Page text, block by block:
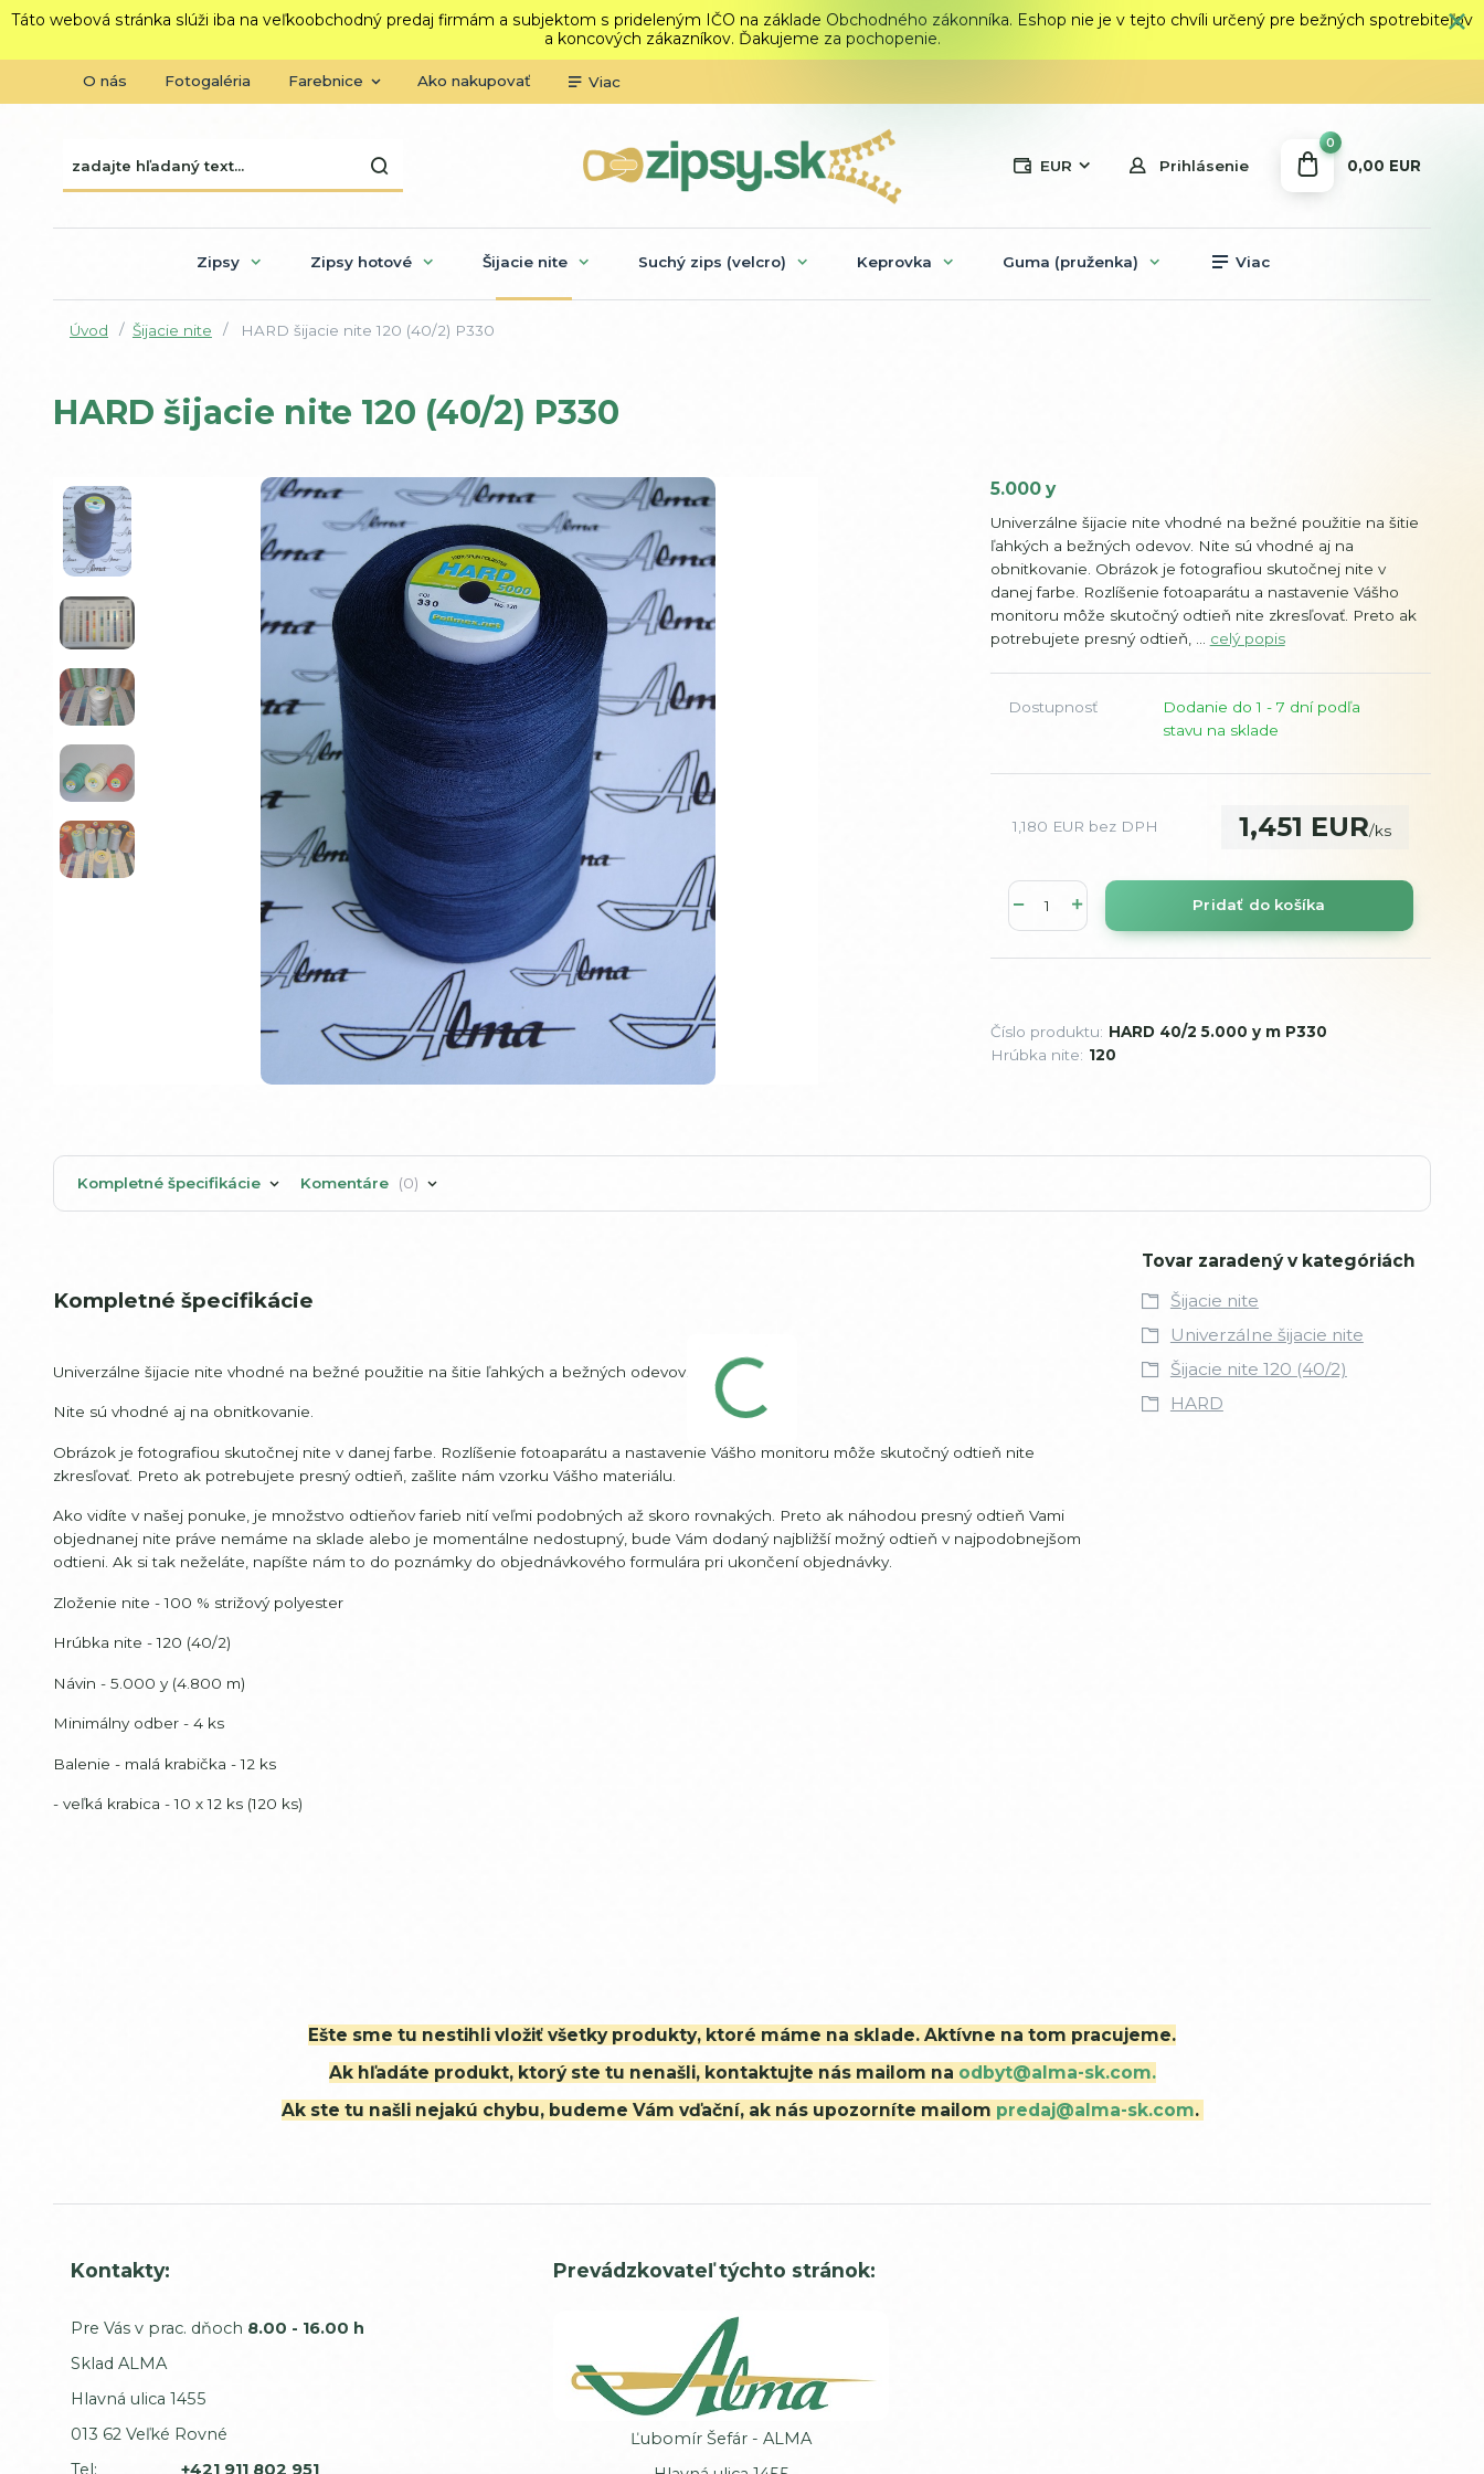
Táto webová stránka slúži iba na veľkoobchodný predaj firmám a subjektom s prideleným IČO na základe Obchodného zákonníka. Eshop nie je v tejto chvíli určený pre bežných spotrebiteľov
a koncových zákazníkov. Ďakujeme za pochopenie.
O nás Fotogaléria Farebnice Ako nakupovať Viac
EUR Prihlásenie
0
0,00 EUR
Zipsy Zipsy hotové Šijacie nite Suchý zips (velcro) Keprovka Guma (pruženka) Viac
Úvod Šijacie nite HARD šijacie nite 120 (40/2) P330
HARD šijacie nite 120 (40/2) P330
5.000 y
Univerzálne šijacie nite vhodné na bežné použitie na šitie
ľahkých a bežných odevov. Nite sú vhodné aj na
obnitkovanie. Obrázok je fotografiou skutočnej nite v
danej farbe. Rozlíšenie fotoaparátu a nastavenie Vášho
monitoru môže skutočný odtieň nite zkresľovať. Preto ak
potrebujete presný odtieň, ... celý popis
Dostupnosť
Dodanie do 1 - 7 dní podľa
stavu na sklade
1,451 EUR/ks
1,180 EUR bez DPH
Pridať do košíka
Číslo produktu: HARD 40/2 5.000 y m P330
Hrúbka nite: 120
Kompletné špecifikácie Komentáre 0
Kompletné špecifikácie
Univerzálne šijacie nite vhodné na bežné použitie na šitie ľahkých a bežných odevov.
Nite sú vhodné aj na obnitkovanie.
Obrázok je fotografiou skutočnej nite v danej farbe. Rozlíšenie fotoaparátu a nastavenie Vášho monitoru môže skutočný odtieň nite
zkresľovať. Preto ak potrebujete presný odtieň, zašlite nám vzorku Vášho materiálu.
Ako vidíte v našej ponuke, je množstvo odtieňov farieb nití veľmi podobných až skoro rovnakých. Preto ak náhodou presný odtieň Vami
objednanej nite práve nemáme na sklade alebo je momentálne nedostupný, bude Vám dodaný najbližší možný odtieň v najpodobnejšom
odtieni. Ak si tak neželáte, napíšte nám to do poznámky do objednávkového formulára pri ukončení objednávky.
Zloženie nite - 100 % strižový polyester
Hrúbka nite - 120 (40/2)
Návin - 5.000 y (4.800 m)
Minimálny odber - 4 ks
Balenie - malá krabička - 12 ks
- veľká krabica - 10 x 12 ks (120 ks)
Tovar zaradený v kategóriách
Šijacie nite
Univerzálne šijacie nite
Šijacie nite 120 (40/2)
HARD
Ešte sme tu nestihli vložiť všetky produkty, ktoré máme na sklade. Aktívne na tom pracujeme.
Ak hľadáte produkt, ktorý ste tu nenašli, kontaktujte nás mailom na odbyt@alma-sk.com.
Ak ste tu našli nejakú chybu, budeme Vám vďační, ak nás upozorníte mailom predaj@alma-sk.com.
Kontakty:
Pre Vás v prac. dňoch 8.00 - 16.00 h
Sklad ALMA
Hlavná ulica 1455
013 62 Veľké Rovné
Tel:
+421 911 802 951
Prevádzkovateľ týchto stránok:
Ľubomír Šefár - ALMA